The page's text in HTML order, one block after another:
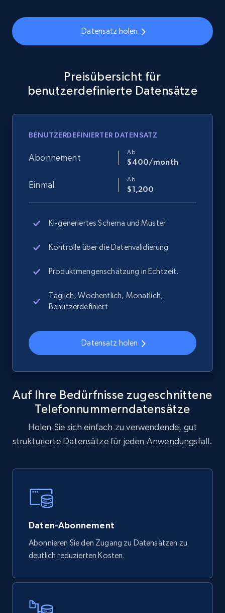
Datensatz holen
Preisübersicht für
benutzerdefinierte Datensätze
BENUTZERDEFINIERTER DATENSATZ
Abonnement Ab
$400/month
Einmal Ab
$1,200
KI-generiertes Schema und Muster
Kontrolle über die Datenvalidierung
Produktmengenschätzung in Echtzeit.
Täglich, Wöchentlich, Monatlich,
Benutzerdefiniert
Datensatz holen
Auf Ihre Bedürfnisse zugeschnittene
Telefonnummerndatensätze
Holen Sie sich einfach zu verwendende, gut
strukturierte Datensätze für jeden Anwendungsfall.
Daten-Abonnement
Abonnieren Sie den Zugang zu Datensätzen zu
deutlich reduzierten Kosten.